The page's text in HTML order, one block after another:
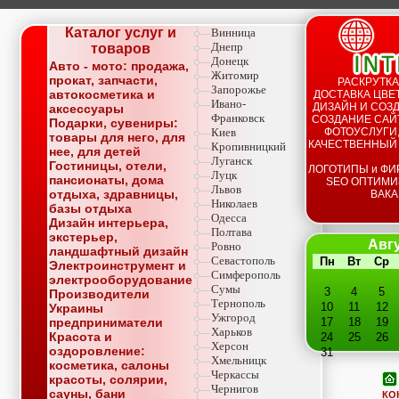
Каталог услуг и
товаров
Авто - мото: продажа,
прокат, запчасти,
автокосметика и
аксессуары
Подарки, сувениры:
товары для него, для
нее, для детей
Гостиницы, отели,
пансионаты, дома
отдыха, здравницы,
базы отдыха
Дизайн интерьера,
экстерьер,
ландшафтный дизайн
Электроинструмент и
электрооборудование
Производители
Украины
предприниматели
Красота и
оздоровление:
косметика, салоны
красоты, солярии,
сауны, бани
Винница
Днепр
Донецк
Житомир
Запорожье
Ивано-
Франковск
Киев
Кропивницкий
Луганск
Луцк
Львов
Николаев
Одесса
Полтава
Ровно
Севастополь
Симферополь
Сумы
Тернополь
Ужгород
Харьков
Херсон
Хмельницк
Черкассы
Чернигов
ДОСТАВКА
ДИЗАЙН И
СОЗДАНИЕ
ЛОГОТИПЫ и
SEO
Пн Вт Ср
3 4
5
10
11
12
17
18
19
24
25
26
31